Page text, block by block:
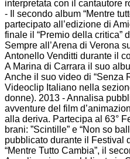
interpretata con il cantautore
- Il secondo album “Mentre
partecipato all’edizione di
finale il “Premio della critica”
Sempre all’Arena di Verona
Antonello Venditti durante il
A Marina di Carrara il suo
Anche il suo video di “Senza
Videoclip Italiano nella
donne). 2013 - Annalisa
avventure del film
alla deriva. Partecipa al 63°
brani: ”Scintille” e “Non so
pubblicato durante il Festival
“Mentre Tutto Cambia”, il